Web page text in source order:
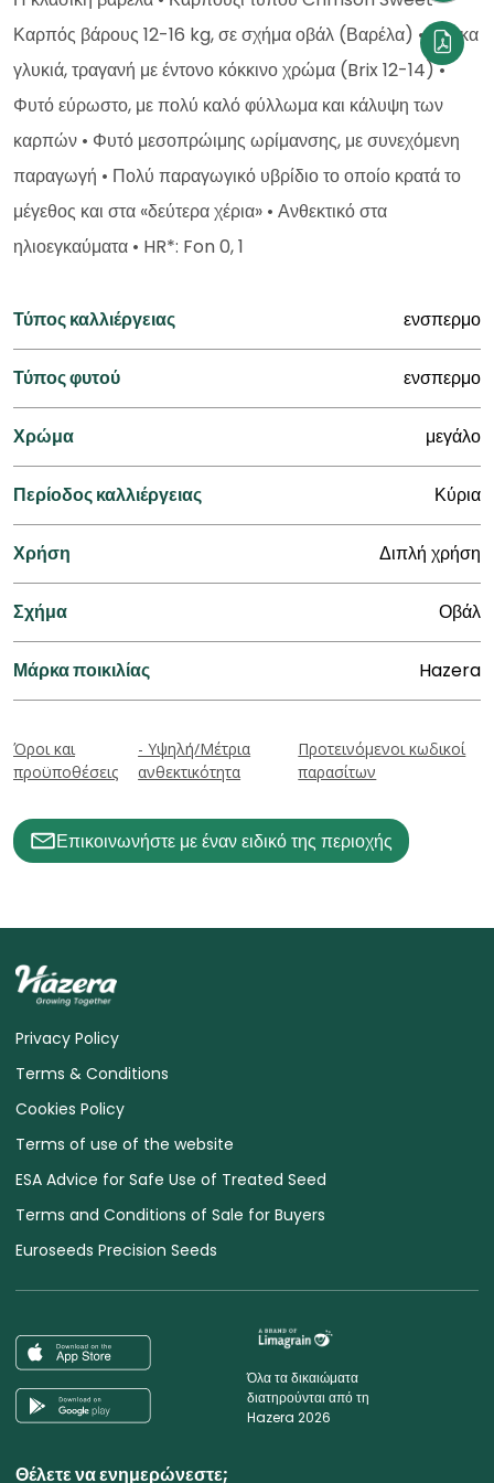
Καρπός βάρους 12-16 kg, σε σχήμα οβάλ (Βαρέλα) • Σάρκα
γλυκιά, τραγανή με έντονο κόκκινο χρώμα (Brix 12-14) •
Φυτό εύρωστο, με πολύ καλό φύλλωμα και κάλυψη των
καρπών • Φυτό μεσοπρώιμης ωρίμανσης, με συνεχόμενη
παραγωγή • Πολύ παραγωγικό υβρίδιο το οποίο κρατά το
μέγεθος και στα «δεύτερα χέρια» • Ανθεκτικό στα
ηλιοεγκαύματα • HR*: Fon 0, 1
Τύπος καλλιέργειας ενσπερμο
Τύπος φυτού ενσπερμο
Χρώμα μεγάλο
Περίοδος καλλιέργειας Κύρια
Χρήση Διπλή χρήση
Σχήμα Οβάλ
Μάρκα ποικιλίας Hazera
Όροι και
προϋποθέσεις
- Υψηλή/Μέτρια
ανθεκτικότητα
Προτεινόμενοι κωδικοί
παρασίτων
Επικοινωνήστε με έναν ειδικό της περιοχής
Privacy Policy
Terms & Conditions
Cookies Policy
Terms of use of the website
ESA Advice for Safe Use of Treated Seed
Terms and Conditions of Sale for Buyers
Euroseeds Precision Seeds
Όλα τα δικαιώματα
διατηρούνται από τη
Hazera 2026
Θέλετε να ενημερώνεστε;